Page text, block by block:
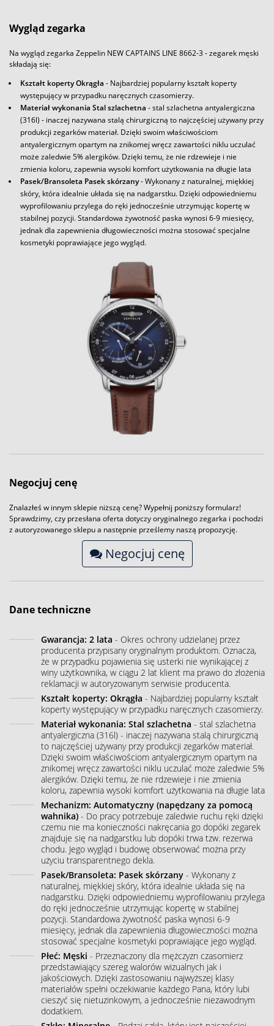
Wygląd zegarka
Na wygląd zegarka Zeppelin NEW CAPTAINS LINE 8662-3 - zegarek męski
składają się:
Kształt koperty Okrągła - Najbardziej popularny kształt koperty
występujący w przypadku naręcznych czasomierzy.
Materiał wykonania Stal szlachetna - stal szlachetna antyalergiczna
(316l) - inaczej nazywana stalą chirurgiczną to najczęściej używany przy
produkcji zegarków materiał. Dzięki swoim właściwościom
antyalergicznym opartym na znikomej wręcz zawartości niklu uczulać
może zaledwie 5% alergików. Dzięki temu, że nie rdzewieje i nie
zmienia koloru, zapewnia wysoki komfort użytkowania na długie lata
Pasek/Bransoleta Pasek skórzany- Wykonany z naturalnej, miękkiej
skóry, która idealnie układa się na nadgarstku. Dzięki odpowiedniemu
wyprofilowaniu przylega do ręki jednocześnie utrzymując kopertę w
stabilnej pozycji. Standardowa żywotność paska wynosi 6-9 miesięcy,
jednak dla zapewnienia długowieczności można stosować specjalne
kosmetyki poprawiające jego wygląd.
Negocjuj cenę
Znalazłeś w innym sklepie niższą cenę? Wypełnij poniższy formularz!
Sprawdzimy, czy przesłana oferta dotyczy oryginalnego zegarka i pochodzi
z autoryzowanego sklepu a następnie prześlemy naszą propozycję.
Negocjuj cenę
Dane techniczne
Gwarancja: 2 lata - Okres ochrony udzielanej przez
producenta przypisany oryginalnym produktom. Oznacza,
że w przypadku pojawienia się usterki nie wynikającej z
winy użytkownika, w ciągu 2 lat klient ma prawo do złożenia
reklamacji w autoryzowanym serwisie producenta.
Kształt koperty: Okrągła - Najbardziej popularny kształt
koperty występujący w przypadku naręcznych czasomierzy.
Materiał wykonania: Stal szlachetna - stal szlachetna
antyalergiczna (316l) - inaczej nazywana stalą chirurgiczną
to najczęściej używany przy produkcji zegarków materiał.
Dzięki swoim właściwościom antyalergicznym opartym na
znikomej wręcz zawartości niklu uczulać może zaledwie 5%
alergików. Dzięki temu, że nie rdzewieje i nie zmienia
koloru, zapewnia wysoki komfort użytkowania na długie lata
Mechanizm: Automatyczny (napędzany za pomocą
wahnika) - Do pracy potrzebuje zaledwie ruchu ręki dzięki
czemu nie ma konieczności nakręcania go dopóki zegarek
znajduje się na nadgarstku lub dopóki trwa tzw. rezerwa
chodu. Jego wygląd i budowę obserwować można przy
użyciu transparentnego dekla.
Pasek/Bransoleta: Pasek skórzany - Wykonany z
naturalnej, miękkiej skóry, która idealnie układa się na
nadgarstku. Dzięki odpowiedniemu wyprofilowaniu przylega
do ręki jednocześnie utrzymując kopertę w stabilnej
pozycji. Standardowa żywotność paska wynosi 6-9
miesięcy, jednak dla zapewnienia długowieczności można
stosować specjalne kosmetyki poprawiające jego wygląd.
Płeć: Męski - Przeznaczony dla mężczyzn czasomierz
przedstawiający szereg walorów wizualnych jak i
jakościowych. Dzięki zastosowaniu najwyższej klasy
materiałów spełni oczekiwanie każdego Pana, który lubi
cieszyć się nietuzinkowym, a jednocześnie niezawodnym
dodatkiem.